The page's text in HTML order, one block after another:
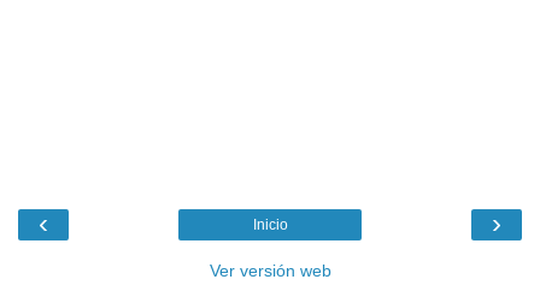
‹ ›
Inicio
Ver versión web